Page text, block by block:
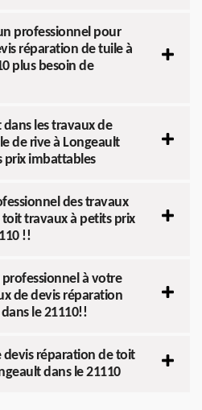
professionnel pour
réparation de tuile à
plus besoin de
les travaux de
de rive à Longeault
prix imbattables
des travaux
travaux à petits prix
!!
à votre
de devis réparation
le 21110!!
devis réparation de toit
dans le 21110